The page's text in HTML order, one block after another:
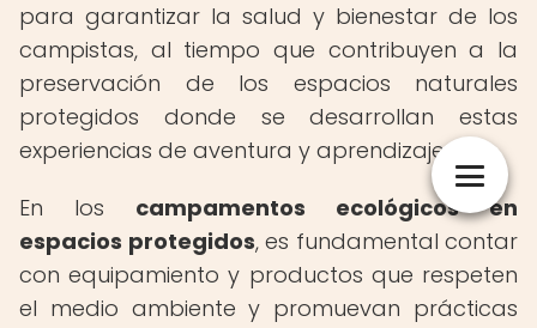
para garantizar la salud y bienestar de los
campistas, al tiempo que contribuyen a la
preservación de los espacios naturales
protegidos donde se desarrollan estas
experiencias de aventura y aprendizaje.
En los campamentos ecológicos en
espacios protegidos, es fundamental contar
con equipamiento y productos que respeten
el medio ambiente y promuevan prácticas